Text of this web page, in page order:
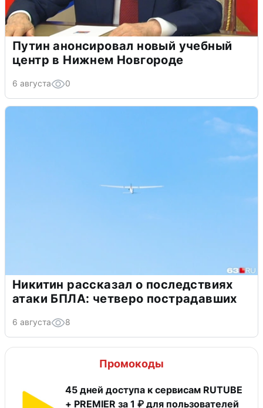
Путин анонсировал новый учебный
центр в Нижнем Новгороде
6 августа 0
Никитин рассказал о последствиях
атаки БПЛА: четверо пострадавших
6 августа 8
Промокоды
45 дней доступа к сервисам RUTUBE
+ PREMIER за 1 ₽ для пользователей